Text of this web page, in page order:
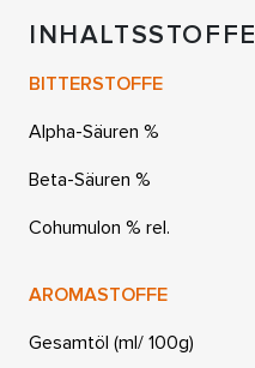
INHALTSSTOFFE
BITTERSTOFFE
Alpha-Säuren %
Beta-Säuren %
Cohumulon % rel.
AROMASTOFFE
Gesamtöl (ml/ 100g)